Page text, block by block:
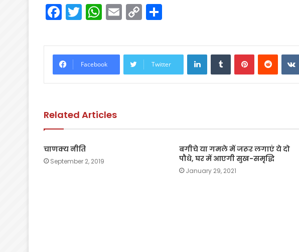
F
a
c
e
b
o
k
T
w
itt
er
W
h
a
ts
A
p
E
m
ai
l
C
o
p
y
Li
ar
e
Facebook Twitter
LinkedInTumblrPinterestReddit
Related Articles
चाणक्य नीति
September 2, 2019
बगीचे या गमले में जरूर लगाएं ये दो
पौधे, घर में आएगी सुख-समृद्धि
January 29, 2021